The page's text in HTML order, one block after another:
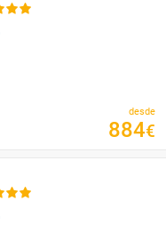
desde
884€